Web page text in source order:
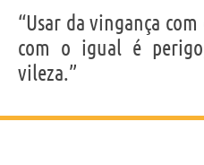
“Usar da vingança
com o igual é
vileza.”